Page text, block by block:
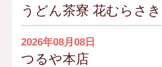
うどん茶寮 花むらさき
2026年08月08日
つるや本店